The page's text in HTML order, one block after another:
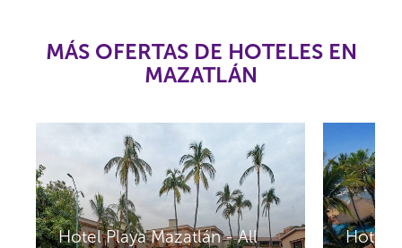
MÁS OFERTAS DE HOTELES EN
MAZATLÁN
Hotel Playa Mazatlán - All
Hotel